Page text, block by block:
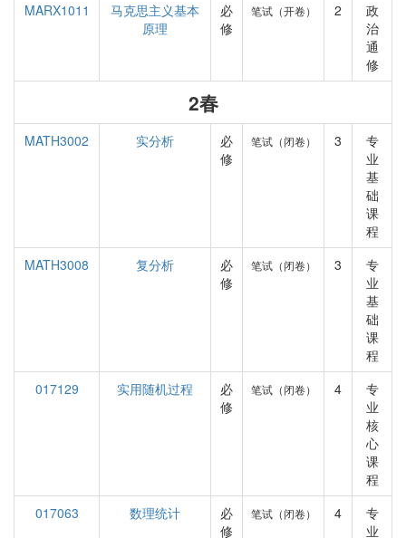
MARX1011
马克思主义基本
原理
必
修
笔试（开卷） 2
政
治
通
修
2春
MATH3002 实分析
必
修
笔试（闭卷） 3
专
业
基
础
课
程
MATH3008
复分析
必
修
笔试（闭卷） 3
专
业
基
础
课
程
017129
实用随机过程
必
修
笔试（闭卷） 4
专
业
核
心
课
程
017063
数理统计
必
修
笔试（闭卷） 4
专
业